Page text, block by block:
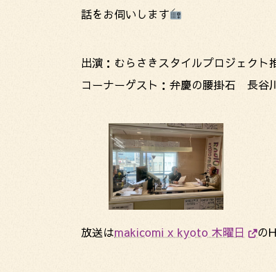
話をお伺いします
出演：むらさきスタイルプロジェク
コーナーゲスト：弁慶の腰掛石 長谷
放送はmakicomi x kyoto 木曜日 の